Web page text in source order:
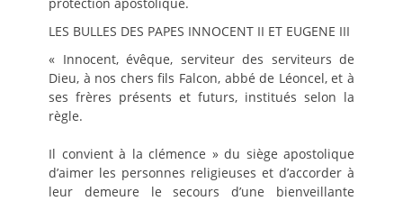
LES BULLES DES PAPES INNOCENT II ET EUGENE III
« Innocent, évêque, serviteur des serviteurs de
Dieu, à nos chers fils Falcon, abbé de Léoncel, et à
ses frères présents et futurs, institués selon la
règle.
Il convient à la clémence » du siège apostolique
d’aimer les personnes religieuses et d’accorder à
leur demeure le secours d’une bienveillante